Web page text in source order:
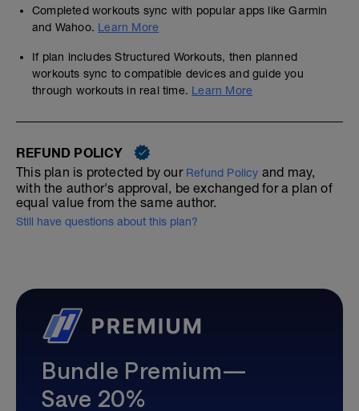
Completed workouts sync with popular apps like Garmin
and Wahoo. Learn More
If plan includes Structured Workouts, then planned
workouts sync to compatible devices and guide you
through workouts in real time. Learn More
REFUND POLICY
This plan is protected by our Refund Policy and may,
with the author's approval, be exchanged for a plan of
equal value from the same author.
Still have questions about this plan?
Bundle Premium—
Save 20%